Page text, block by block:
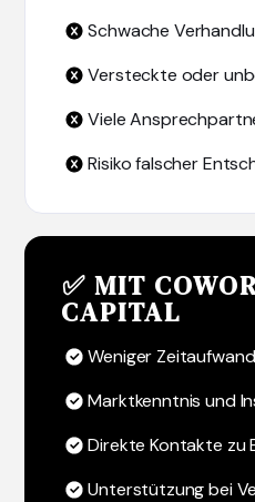
Schwache
Versteckte oder
Viele
Risiko falscher
✅ MIT
CAPITAL
Weniger Zeitaufwand
Marktkenntnis und
Direkte Kontakte zu
Unterstützung bei